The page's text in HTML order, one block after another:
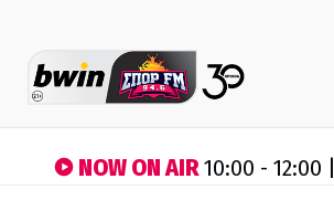
NOW ON AIR10:00 - 12:00 |